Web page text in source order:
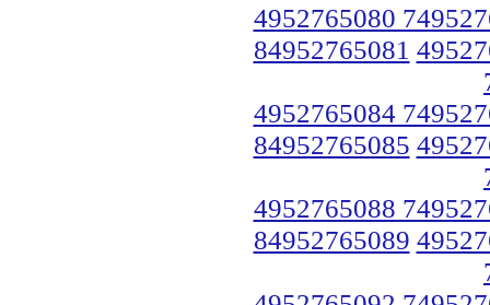
4952765080
84952765081
4952765084
84952765085
4952765088
84952765089